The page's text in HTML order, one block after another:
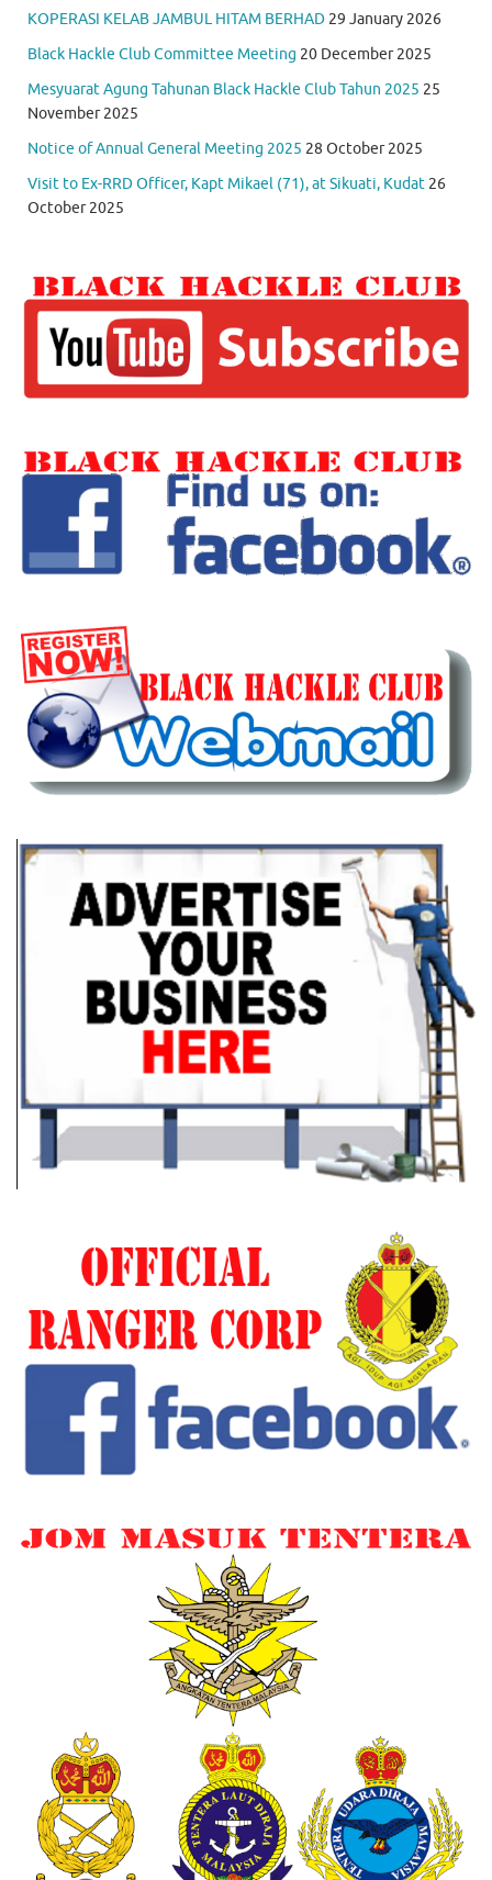
KOPERASI KELAB JAMBUL HITAM BERHAD 29 January 2026
Black Hackle Club Committee Meeting 20 December 2025
Mesyuarat Agung Tahunan Black Hackle Club Tahun 2025 25
November 2025
Notice of Annual General Meeting 2025 28 October 2025
Visit to Ex-RRD Officer, Kapt Mikael (71), at Sikuati, Kudat 26
October 2025